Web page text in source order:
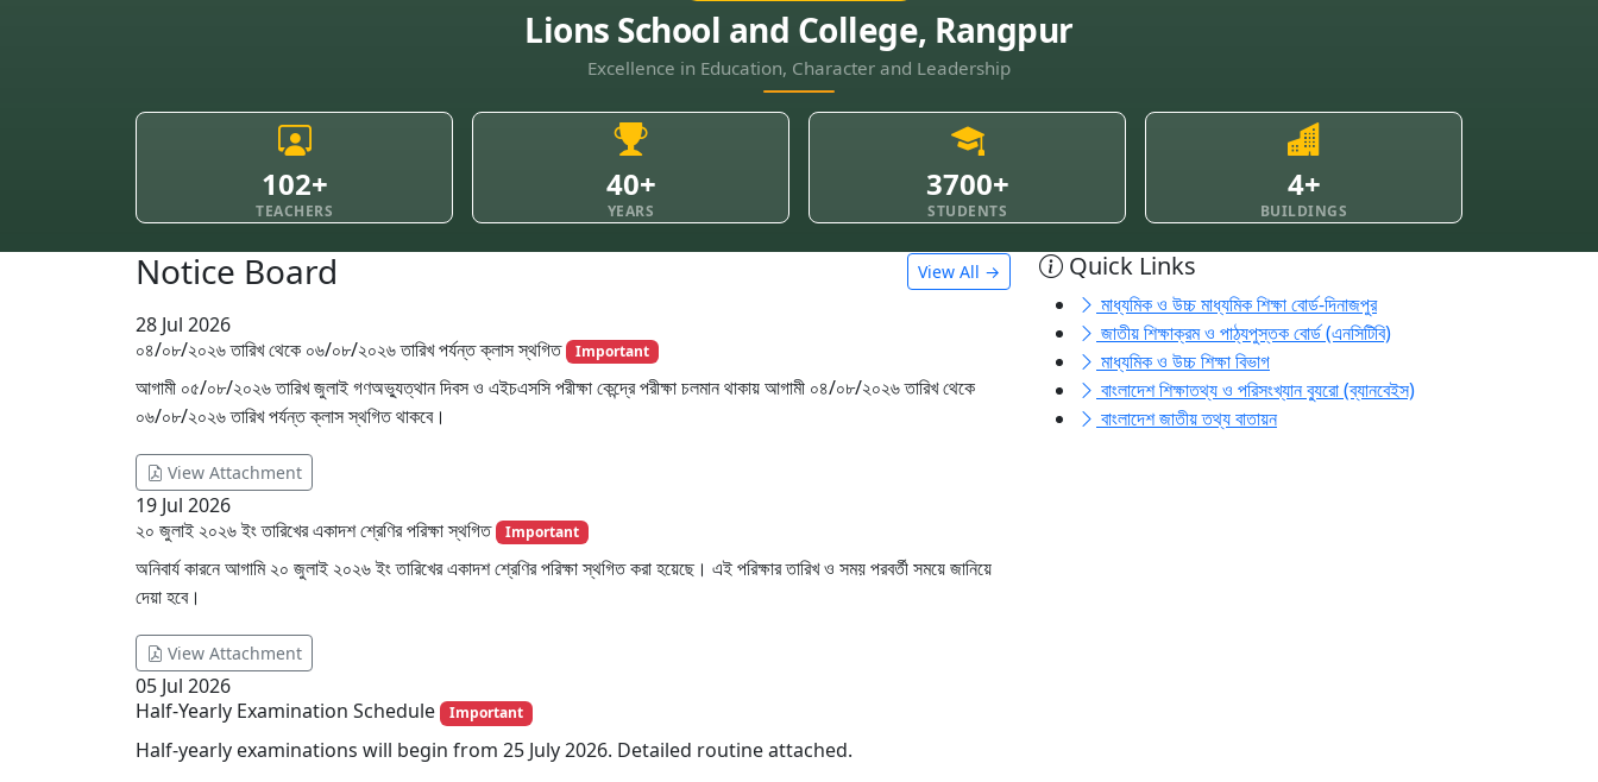
Lions School and College, Rangpur
Excellence in Education, Character and Leadership
102+
TEACHERS
40+
YEARS
3700+
STUDENTS
4+
BUILDINGS
Notice Board View All →
28 Jul 2026
০৪/০৮/২০২৬ তারিখ থেকে ০৬/০৮/২০২৬ তারিখ পর্যন্ত ক্লাস স্থগিত
Important
আগামী ০৫/০৮/২০২৬ তারিখ জুলাই গণঅভ্যুত্থান দিবস ও এইচএসসি পরীক্ষা কেন্দ্রে পরীক্ষা চলমান থাকায় আগামী ০৪/০৮/২০২৬ তারিখ থেকে
০৬/০৮/২০২৬ তারিখ পর্যন্ত ক্লাস স্থগিত থাকবে।
View Attachment
19 Jul 2026
২০ জুলাই ২০২৬ ইং তারিখের একাদশ শ্রেণির পরিক্ষা স্থগিত
Important
অনিবার্য কারনে আগামি ২০ জুলাই ২০২৬ ইং তারিখের একাদশ শ্রেণির পরিক্ষা স্থগিত করা হয়েছে। এই পরিক্ষার তারিখ ও সময় পরবর্তী সময়ে জানিয়ে
দেয়া হবে।
View Attachment
05 Jul 2026
Half-Yearly Examination Schedule
Important
Half-yearly examinations will begin from 25 July 2026. Detailed routine attached.
Quick Links
মাধ্যমিক ও উচ্চ মাধ্যমিক শিক্ষা বোর্ড-দিনাজপুর
জাতীয় শিক্ষাক্রম ও পাঠ্যপুস্তক বোর্ড (এনসিটিবি)
মাধ্যমিক ও উচ্চ শিক্ষা বিভাগ
বাংলাদেশ শিক্ষাতথ্য ও পরিসংখ্যান ব্যুরো (ব্যানবেইস)
বাংলাদেশ জাতীয় তথ্য বাতায়ন